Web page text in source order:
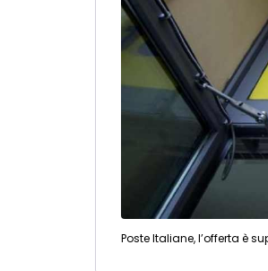
Poste Italiane, l’offerta è